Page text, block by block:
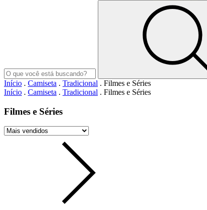
Início . Camiseta . Tradicional . Filmes e Séries
Início . Camiseta . Tradicional . Filmes e Séries
Filmes e Séries